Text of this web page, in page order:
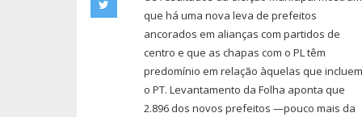
que há uma nova leva de prefeitos
ancorados em alianças com partidos de
centro e que as chapas com o PL têm
predomínio em relação àquelas que
o PT. Levantamento da Folha aponta que
2.896 dos novos prefeitos —pouco mais da